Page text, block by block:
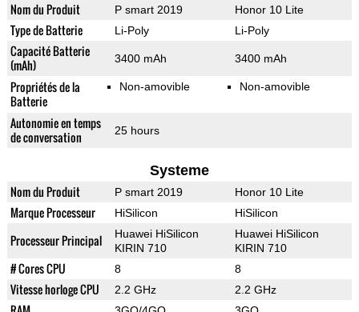
Nom du Produit P smart 2019 Honor 10 Lite
Type de Batterie Li-Poly Li-Poly
Capacité Batterie
(mAh)
3400 mAh 3400 mAh
Propriétés de la
Batterie
Non-amovible Non-amovible
Autonomie en temps
de conversation
25 hours
Systeme
Nom du Produit P smart 2019 Honor 10 Lite
Marque Processeur HiSilicon HiSilicon
Processeur Principal
Huawei HiSilicon
KIRIN 710
Huawei HiSilicon
KIRIN 710
# Cores CPU 8 8
Vitesse horloge CPU 2.2 GHz 2.2 GHz